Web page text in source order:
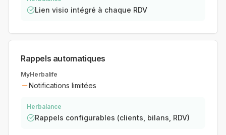
Lien visio intégré à chaque RDV
Rappels automatiques
MyHerbalife
Notifications limitées
Herbalance
Rappels configurables (clients, bilans, RDV)